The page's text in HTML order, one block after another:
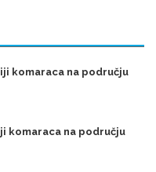
komaraca na području
komaraca na području